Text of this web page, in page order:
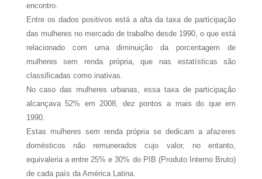
encontro.
Entre os dados positivos está a alta da taxa de participação
das mulheres no mercado de trabalho desde 1990, o que está
relacionado com uma diminuição da porcentagem de
mulheres sem renda própria, que nas estatísticas são
classificadas como inativas.
No caso das mulheres urbanas, essa taxa de participação
alcançava 52% em 2008, dez pontos a mais do que em
1990.
Estas mulheres sem renda própria se dedicam a afazeres
domésticos não remunerados cujo valor, no entanto,
equivaleria a entre 25% e 30% do PIB (Produto Interno Bruto)
de cada país da América Latina.